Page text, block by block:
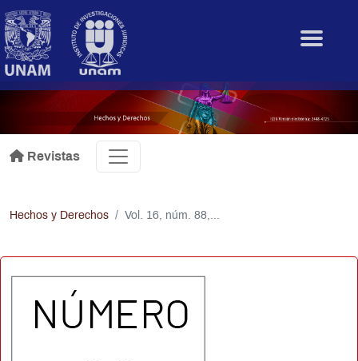
.
Revistas
Hechos y Derechos Vol. 16, núm. 88,...